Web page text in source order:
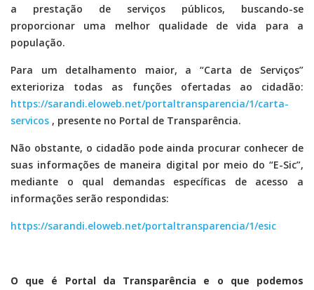
a prestação de serviços públicos, buscando-se
proporcionar uma melhor qualidade de vida para a
população.
Para um detalhamento maior, a “Carta de Serviços”
exterioriza todas as funções ofertadas ao cidadão:
https://sarandi.eloweb.net/portaltransparencia/1/carta-
servicos , presente no Portal de Transparência.
Não obstante, o cidadão pode ainda procurar conhecer de
suas informações de maneira digital por meio do “E-Sic”,
mediante o qual demandas específicas de acesso a
informações serão respondidas:
https://sarandi.eloweb.net/portaltransparencia/1/esic
O que é Portal da Transparência e o que podemos